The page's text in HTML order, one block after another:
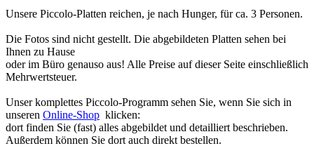
Unsere Piccolo-Platten reichen, je nach Hunger, für ca. 3 Personen.
Die Fotos sind nicht gestellt. Die abgebildeten Platten sehen bei
Ihnen zu Hause
oder im Büro genauso aus! Alle Preise auf dieser Seite einschließlich
Mehrwertsteuer.
Unser komplettes Piccolo-Programm sehen Sie, wenn Sie sich in
unseren Online-Shop klicken:
dort finden Sie (fast) alles abgebildet und detailliert beschrieben.
Außerdem können Sie dort auch direkt bestellen.